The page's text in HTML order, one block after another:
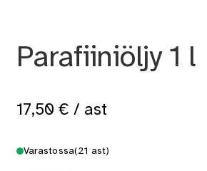
Parafiiniöljy 1 l
17,50 € / ast
Varastossa(21 ast)